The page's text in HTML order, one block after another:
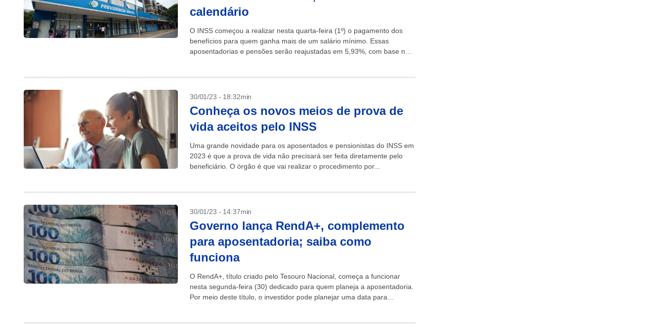
calendário
O INSS começou a realizar nesta quarta-feira (1º) o pagamento dos
benefícios para quem ganha mais de um salário mínimo. Essas
aposentadorias e pensões serão reajustadas em 5,93%, com base na
30/01/23 - 18:32min
Conheça os novos meios de prova de
vida aceitos pelo INSS
Uma grande novidade para os aposentados e pensionistas do INSS em
2023 é que a prova de vida não precisará ser feita diretamente pelo
beneficiário. O órgão é que vai realizar o procedimento por...
30/01/23 - 14:37min
Governo lança RendA+, complemento
para aposentadoria; saiba como
funciona
O RendA+, título criado pelo Tesouro Nacional, começa a funcionar
nesta segunda-feira (30) dedicado para quem planeja a aposentadoria.
Por meio deste título, o investidor pode planejar uma data para